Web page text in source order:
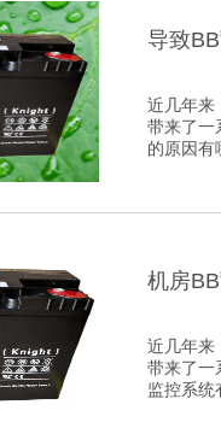
导致
近几年来
带来了一
的原因有
机房
近几年来
带来了一
监控系统